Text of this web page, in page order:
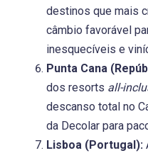
destinos que mais
câmbio favorável
inesquecíveis e
Punta Cana
dos resorts all-
descanso total no
da Decolar para
Lisboa (Portugal):